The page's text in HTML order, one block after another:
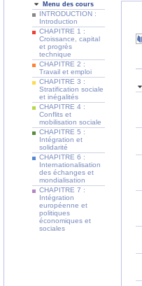
Menu des cours
INTRODUCTION :
Introduction
CHAPITRE 1 :
Croissance, capital
et progrès
technique
CHAPITRE 2 :
Travail et emploi
CHAPITRE 3 :
Stratification sociale
et inégalités
CHAPITRE 4 :
Conflits et
mobilisation sociale
CHAPITRE 5 :
Intégration et
solidarité
CHAPITRE 6 :
Internationalisation
des échanges et
mondialisation
CHAPITRE 7 :
Intégration
européenne et
politiques
économiques et
sociales